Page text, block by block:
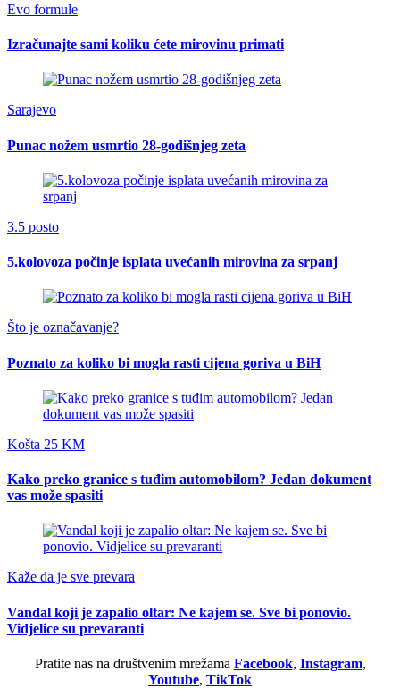
Evo formule
Izračunajte sami koliku ćete mirovinu primati
Sarajevo
Punac nožem usmrtio 28-godišnjeg zeta
3.5 posto
5.kolovoza počinje isplata uvećanih mirovina za srpanj
Što je označavanje?
Poznato za koliko bi mogla rasti cijena goriva u BiH
Košta 25 KM
Kako preko granice s tuđim automobilom? Jedan dokument
vas može spasiti
Kaže da je sve prevara
Vandal koji je zapalio oltar: Ne kajem se. Sve bi ponovio.
Vidjelice su prevaranti
Pratite nas na društvenim mrežama Facebook, Instagram,
Youtube, TikTok